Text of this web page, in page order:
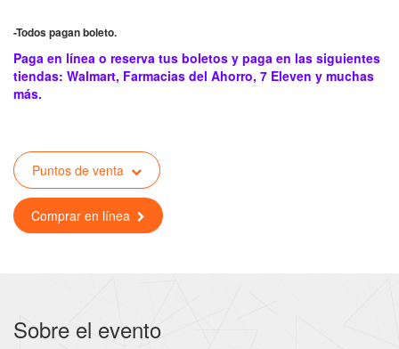
-Todos pagan boleto.
Paga en línea o reserva tus boletos y paga en las siguientes
tiendas: Walmart, Farmacias del Ahorro, 7 Eleven y muchas
más.
Puntos de venta
Comprar en línea
Sobre el evento